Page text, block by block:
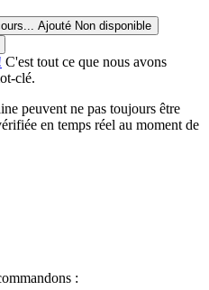
Ajouté Non disponible
C'est tout ce que nous avons
clé.
peuvent ne pas toujours être
en temps réel au moment de
: